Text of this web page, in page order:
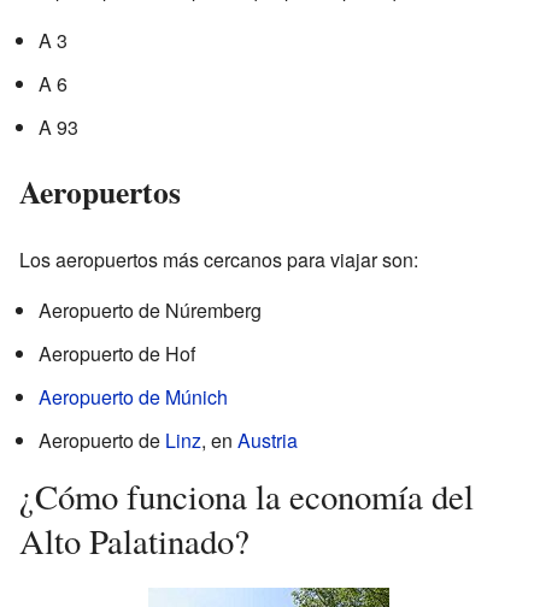
A 3
A 6
A 93
Aeropuertos
Los aeropuertos más cercanos para viajar son:
Aeropuerto de Núremberg
Aeropuerto de Hof
Aeropuerto de Múnich
Aeropuerto de Linz, en Austria
¿Cómo funciona la economía del
Alto Palatinado?